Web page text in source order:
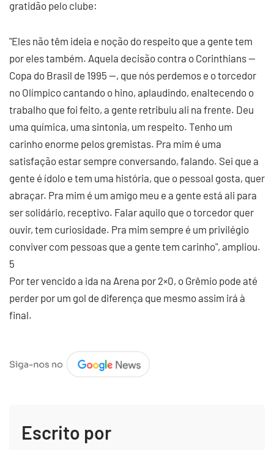
gratidão pelo clube:
"Eles não têm ideia e noção do respeito que a gente tem
por eles também. Aquela decisão contra o Corinthians —
Copa do Brasil de 1995 —, que nós perdemos e o torcedor
no Olímpico cantando o hino, aplaudindo, enaltecendo o
trabalho que foi feito, a gente retribuiu ali na frente. Deu
uma química, uma sintonia, um respeito. Tenho um
carinho enorme pelos gremistas. Pra mim é uma
satisfação estar sempre conversando, falando. Sei que a
gente é ídolo e tem uma história, que o pessoal gosta, quer
abraçar. Pra mim é um amigo meu e a gente está ali para
ser solidário, receptivo. Falar aquilo que o torcedor quer
ouvir, tem curiosidade. Pra mim sempre é um privilégio
conviver com pessoas que a gente tem carinho", ampliou.
5
Por ter vencido a ida na Arena por 2×0, o Grêmio pode até
perder por um gol de diferença que mesmo assim irá à
final.
Escrito por